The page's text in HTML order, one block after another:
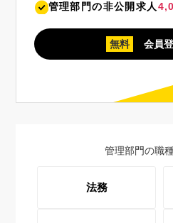
管理部門の非公開求人
無料 会員
管理部門の職
法務